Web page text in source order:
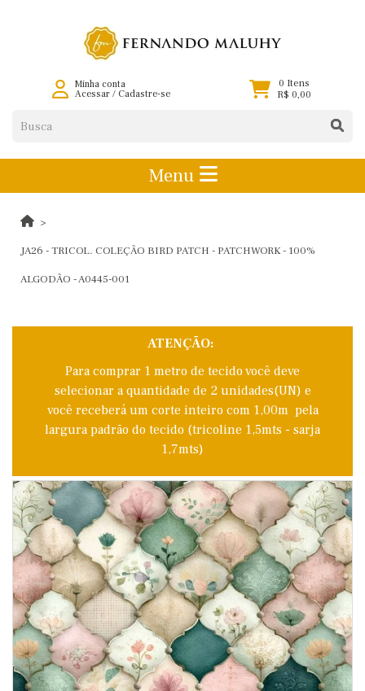
Minha conta
Acessar/ Cadastre-se
0 Itens
R$ 0,00
Menu
JA26 - TRICOL. COLEÇÃO BIRD PATCH - PATCHWORK - 100%
ALGODÃO - A0445-001
ATENÇÃO:
Para comprar 1 metro de tecido você deve
selecionar a quantidade de 2 unidades(UN) e
você receberá um corte inteiro com 1,00m pela
largura padrão do tecido (tricoline 1,5mts - sarja
1,7mts)